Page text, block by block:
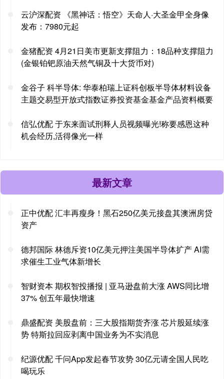
云沪深配资 《黑神话：悟空》天命人·大圣金甲全身像
发布：7980元起
金猪配资 4月21日美市更新支撑阻力：18品种支撑阻力
(金银铂钯原油天然气铜及十大货币对)
金谷子 科半导体: 华泰柏瑞上证科创板半导体材料设备
主题交易型开放式指数证券投资基金基金产品资料概要
信弘优配 于东来面试刑释人员视频曝光!称要感恩这种
机会经历,活得像光一样
最新文章
正中优配 汇丰再瘦身！黑石250亿美元接盘其澳洲房贷
资产
德邦国际 林德斥资10亿美元押注美国半导体扩产 AI需
求催生工业气体新增长
智财资本 期权智投播报 | 亚马逊盘前大涨 AWS同比增
37% 创五年最快增速
鼎盛配资 美股盘前：三大股指期货齐涨 芯片股延续涨
势 特斯拉回应剥离中国业务为不实消息
纪源优配 千问App发起春节攻势 30亿元请全国人民吃
喝玩乐